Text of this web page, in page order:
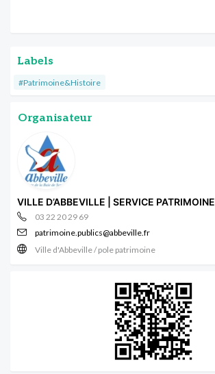
Labels
#Patrimoine&Histoire
Organisateur
VILLE D’ABBEVILLE | SERVICE PATRIMOINE
03 22 20 29 69
patrimoine.publics@abbeville.fr
Ville d'Abbeville / pole patrimoine